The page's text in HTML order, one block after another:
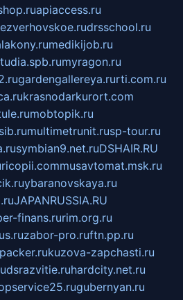
apiaccess.ru
drsschool.ru
medikijob.ru
myragon.ru
gardengallereya.rurti.com.ru
krasnodarkurort.com
mobtopik.ru
multimetrunit.rusp-tour.ru
symbian9.net.ruDSHAIR.RU
musavtomat.msk.ru
ybaranovskaya.ru
JAPANRUSSIA.RU
finans.rurim.org.ru
zabor-pro.ruftn.pp.ru
kuzova-zapchasti.ru
dsrazvitie.ruhardcity.net.ru
gubernyan.ru